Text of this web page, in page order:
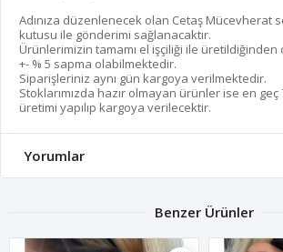
Adınıza düzenlenecek olan Cetaş Mücevherat
kutusu ile gönderimi sağlanacaktır.
Ürünlerimizin tamamı el işçiliği ile üretildiğinden
+- % 5 sapma olabilmektedir.
Siparişleriniz aynı gün kargoya verilmektedir.
Stoklarımızda hazır olmayan ürünler ise en
üretimi yapılıp kargoya verilecektir.
Yorumlar
Benzer Ürünler